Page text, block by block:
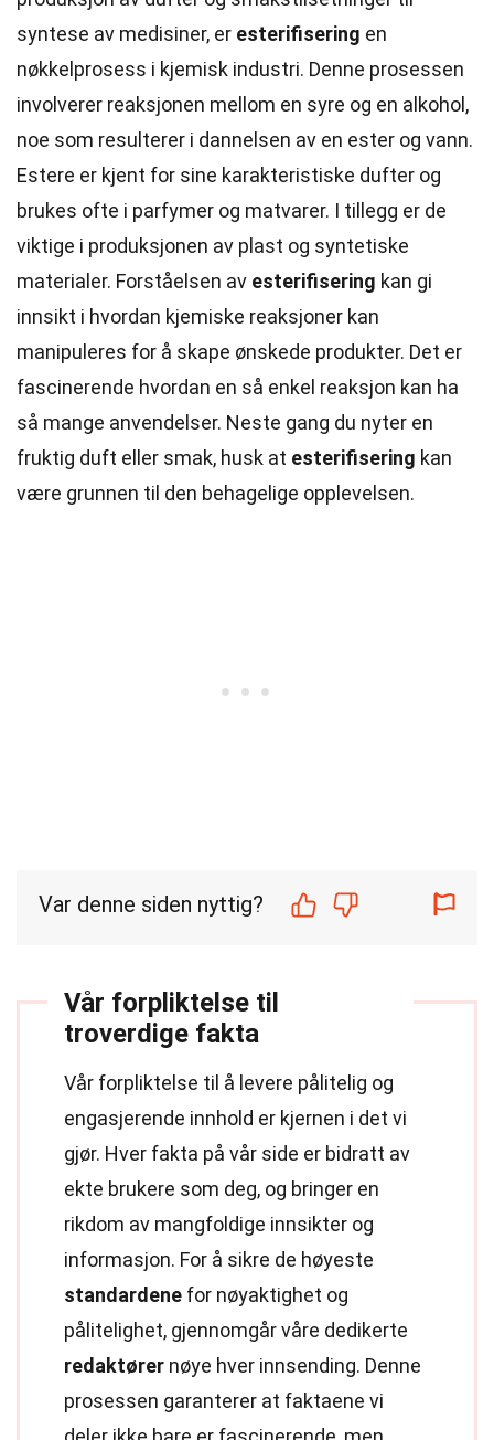
syntese av medisiner, er esterifisering en
nøkkelprosess i kjemisk industri. Denne prosessen
involverer reaksjonen mellom en syre og en alkohol,
noe som resulterer i dannelsen av en ester og vann.
Estere er kjent for sine karakteristiske dufter og
brukes ofte i parfymer og matvarer. I tillegg er de
viktige i produksjonen av plast og syntetiske
materialer. Forståelsen av esterifisering kan gi
innsikt i hvordan kjemiske reaksjoner kan
manipuleres for å skape ønskede produkter. Det er
fascinerende hvordan en så enkel reaksjon kan ha
så mange anvendelser. Neste gang du nyter en
fruktig duft eller smak, husk at esterifisering kan
være grunnen til den behagelige opplevelsen.
Var denne siden nyttig?
Vår forpliktelse til
troverdige fakta
Vår forpliktelse til å levere pålitelig og
engasjerende innhold er kjernen i det vi
gjør. Hver fakta på vår side er bidratt av
ekte brukere som deg, og bringer en
rikdom av mangfoldige innsikter og
informasjon. For å sikre de høyeste
standardene for nøyaktighet og
pålitelighet, gjennomgår våre dedikerte
redaktører nøye hver innsending. Denne
prosessen garanterer at faktaene vi